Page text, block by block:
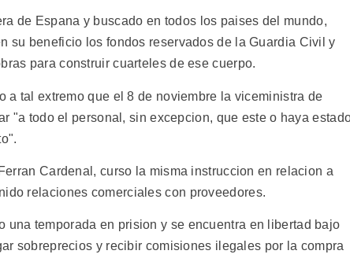
de Espana y buscado en todos los paises del mundo,
su beneficio los fondos reservados de la Guardia Civil y
para construir cuarteles de ese cuerpo.
a tal extremo que el 8 de noviembre la viceministra de
"a todo el personal, sin excepcion, que este o haya
Cardenal, curso la misma instruccion en relacion a
relaciones comerciales con proveedores.
una temporada en prision y se encuentra en libertad bajo
sobreprecios y recibir comisiones ilegales por la compra